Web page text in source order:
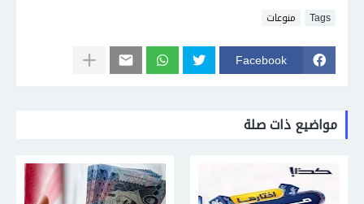
Tags منوعات
Facebook
مواضيع ذات صلة